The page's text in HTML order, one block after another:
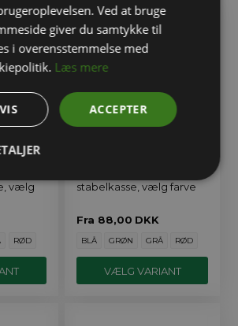
vælg
RØD
stabelkasse, vælg farve
Fra 88,00 DKK
BLÅ GRØN GRÅ RØD
VÆLG VARIANT
Ved at bruge
giver du samtykke til
i overensstemmelse med
Læs mere
ACCEPTER